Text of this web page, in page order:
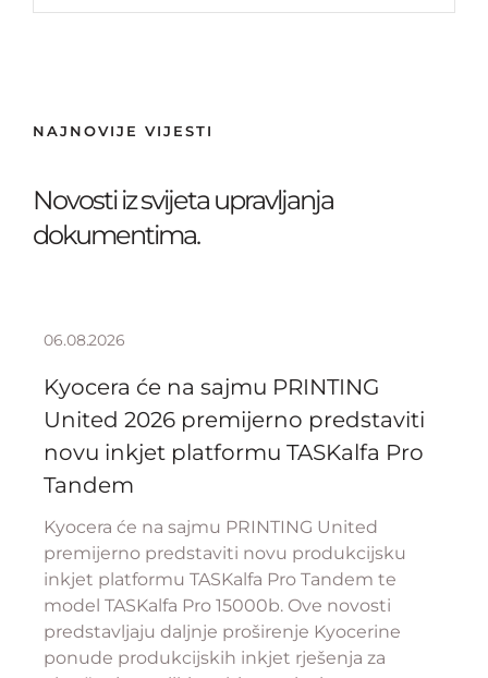
NAJNOVIJE VIJESTI
Novosti iz svijeta upravljanja
dokumentima.
06.08.2026
Kyocera će na sajmu PRINTING
United 2026 premijerno predstaviti
novu inkjet platformu TASKalfa Pro
Tandem
Kyocera će na sajmu PRINTING United
premijerno predstaviti novu produkcijsku
inkjet platformu TASKalfa Pro Tandem te
model TASKalfa Pro 15000b. Ove novosti
predstavljaju daljnje proširenje Kyocerine
ponude produkcijskih inkjet rješenja za